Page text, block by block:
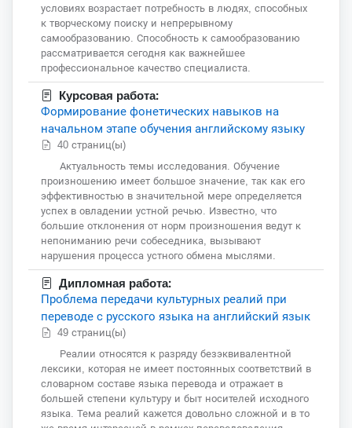
условиях возрастает потребность в людях, способных
к творческому поиску и непрерывному
самообразованию. Способность к самообразованию
рассматривается сегодня как важнейшее
профессиональное качество специалиста.
Курсовая работа:
Формирование фонетических навыков на
начальном этапе обучения английскому языку
40 страниц(ы)
Актуальность темы исследования. Обучение
произношению имеет большое значение, так как его
эффективностью в значительной мере определяется
успех в овладении устной речью. Известно, что
большие отклонения от норм произношения ведут к
непониманию речи собеседника, вызывают
нарушения процесса устного обмена мыслями.
Дипломная работа:
Проблема передачи культурных реалий при
переводе с русского языка на английский язык
49 страниц(ы)
Реалии относятся к разряду безэквивалентной
лексики, которая не имеет постоянных соответствий в
словарном составе языка перевода и отражает в
большей степени культуру и быт носителей исходного
языка. Тема реалий кажется довольно сложной и в то